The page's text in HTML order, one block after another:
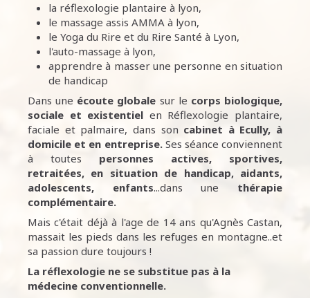
la réflexologie plantaire à lyon,
le massage assis AMMA à lyon,
le Yoga du Rire et du Rire Santé à Lyon,
l'auto-massage à lyon,
apprendre à masser une personne en situation
de handicap
Dans une écoute globale sur le corps biologique,
sociale et existentiel en Réflexologie plantaire,
faciale et palmaire, dans son cabinet à Ecully, à
domicile et en entreprise.Ses séance conviennent
à toutes personnes
actives, sportives,
retraitées, en situation de handicap, aidants,
adolescents, enfants...dans une thérapie
complémentaire.
Mais c'était déjà à l'age de 14 ans qu'Agnès Castan,
massait les pieds dans les refuges en montagne..et
sa passion dure toujours !
La réflexologie ne se substitue pas à la
médecine conventionnelle.